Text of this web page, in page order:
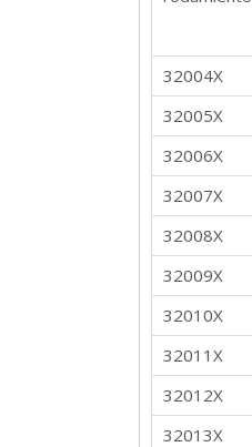
32004X
32005X
32006X
32007X
32008X
32009X
32010X
32011X
32012X
32013X